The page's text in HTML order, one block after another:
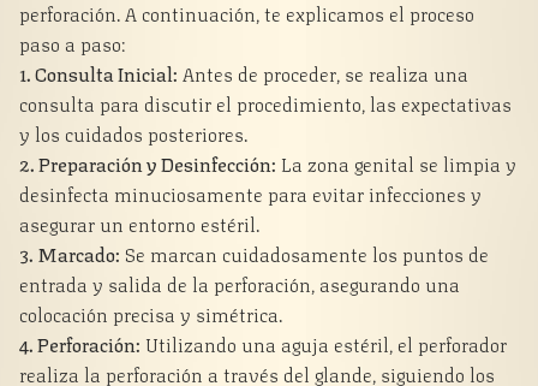
perforación. A continuación, te explicamos el proceso
paso a paso:
1. Consulta Inicial: Antes de proceder, se realiza una
consulta para discutir el procedimiento, las expectativas
y los cuidados posteriores.
2. Preparación y Desinfección: La zona genital se limpia y
desinfecta minuciosamente para evitar infecciones y
asegurar un entorno estéril.
3. Marcado: Se marcan cuidadosamente los puntos de
entrada y salida de la perforación, asegurando una
colocación precisa y simétrica.
4. Perforación: Utilizando una aguja estéril, el perforador
realiza la perforación a través del glande, siguiendo los